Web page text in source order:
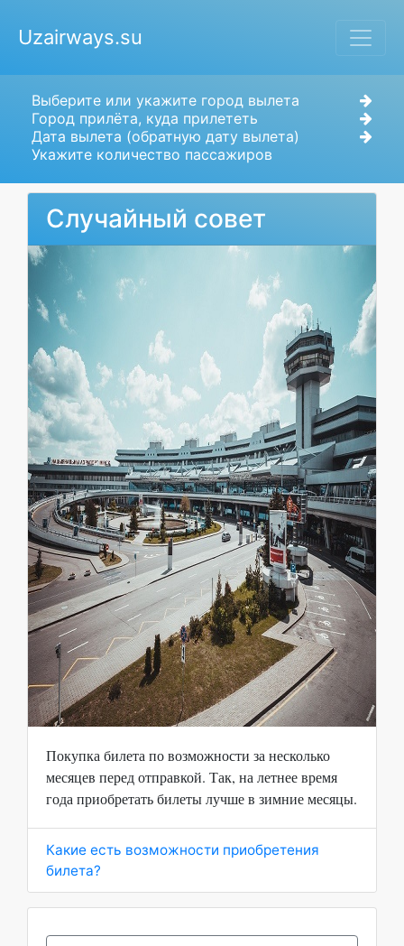
Uzairways.su
Выберите или укажите город вылета
Город прилёта, куда прилететь
Дата вылета (обратную дату вылета)
Укажите количество пассажиров
Случайный совет
Покупка билета по возможности за несколько
месяцев перед отправкой. Так, на летнее время
года приобретать билеты лучше в зимние месяцы.
Какие есть возможности приобретения
билета?